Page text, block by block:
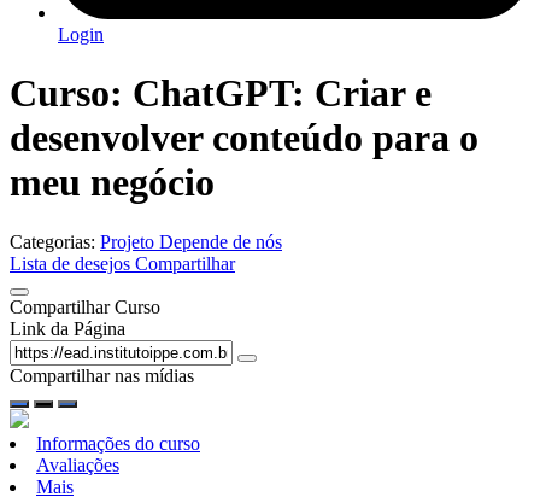
Login
Curso: ChatGPT: Criar e
desenvolver conteúdo para o
meu negócio
Categorias: Projeto Depende de nós
Lista de desejos Compartilhar
Compartilhar Curso
Link da Página
Compartilhar nas mídias
Informações do curso
Avaliações
Mais